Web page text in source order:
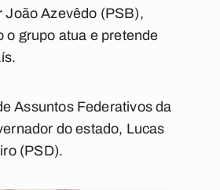
João Azevêdo (PSB),
grupo atua e pretende
Assuntos Federativos da
do estado, Lucas
(PSD).